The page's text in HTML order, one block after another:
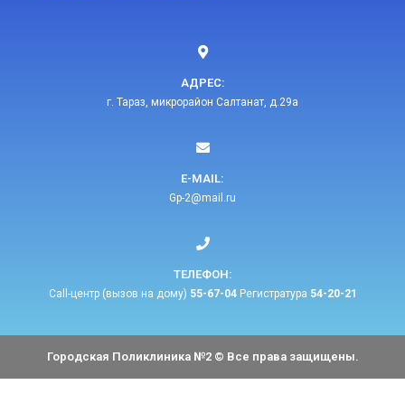
АДРЕС:
г. Тараз, микрорайон Салтанат, д.29а
E-MAIL:​
Gp-2@mail.ru​
ТЕЛЕФОН:​
Call-центр (вызов на дому) 55-67-04Регистратура 54-20-21
Городская Поликлиника №2 © Все права защищены.